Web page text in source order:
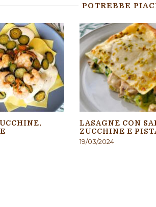
POTREBBE
LASAGNE CON
ZUCCHINE E
19/03/2024